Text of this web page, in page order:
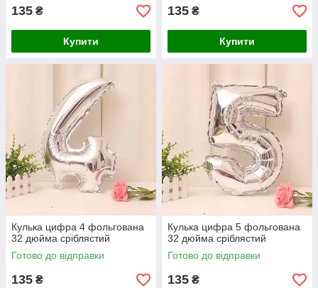
135 ₴
Купити
135 ₴
Купити
Кулька цифра 4 фольгована
32 дюйма сріблястий
Готово до відправки
135 ₴
Кулька цифра 5 фольгована
32 дюйма сріблястий
Готово до відправки
135 ₴